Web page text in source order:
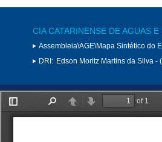
CIA CATARINENSE DE AGUAS
Assembleia\AGE\Mapa Sintético do
DRI: Edson Moritz Martins da Silva -